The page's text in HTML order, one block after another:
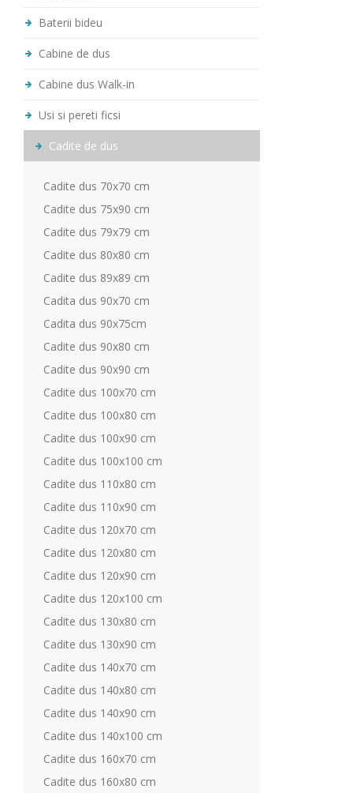
Baterii bideu
Cabine de dus
Cabine dus Walk-in
Usi si pereti ficsi
Cadite de dus
Cadite dus 70x70 cm
Cadite dus 75x90 cm
Cadite dus 79x79 cm
Cadite dus 80x80 cm
Cadite dus 89x89 cm
Cadita dus 90x70 cm
Cadita dus 90x75cm
Cadite dus 90x80 cm
Cadite dus 90x90 cm
Cadite dus 100x70 cm
Cadite dus 100x80 cm
Cadite dus 100x90 cm
Cadite dus 100x100 cm
Cadite dus 110x80 cm
Cadite dus 110x90 cm
Cadite dus 120x70 cm
Cadite dus 120x80 cm
Cadite dus 120x90 cm
Cadite dus 120x100 cm
Cadite dus 130x80 cm
Cadite dus 130x90 cm
Cadite dus 140x70 cm
Cadite dus 140x80 cm
Cadite dus 140x90 cm
Cadite dus 140x100 cm
Cadite dus 160x70 cm
Cadite dus 160x80 cm